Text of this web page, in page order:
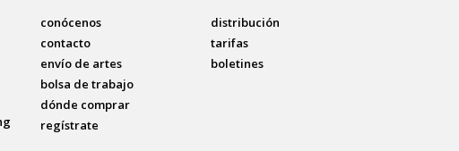
conócenos
contacto
envío de artes
bolsa de trabajo
dónde comprar
regístrate
distribución
tarifas
boletines